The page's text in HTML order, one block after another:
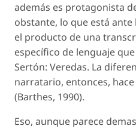
además es protagonista
obstante, lo que está ante
el producto de una
específico de lenguaje
Sertón: Veredas. La
narratario, entonces,
(Barthes, 1990).
Eso, aunque parece